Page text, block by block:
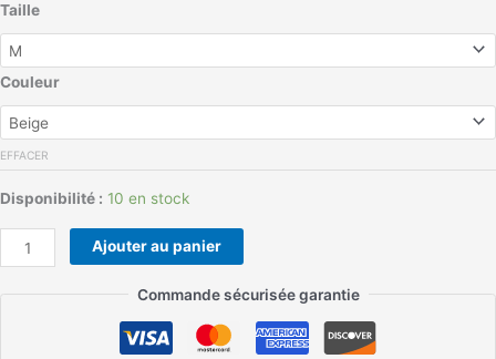
Taille
Couleur
EFFACER
Disponibilité : 10 en stock
Ajouter au panier
Commande sécurisée garantie